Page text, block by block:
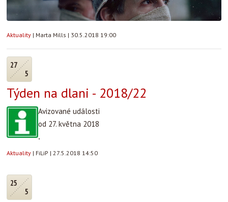
Aktuality | Marta Mills | 30.5.2018 19:00
27
5
Týden na dlani - 2018/22
Avizované události
od 27. května 2018
.
Aktuality | FiLiP | 27.5.2018 14:50
25
5